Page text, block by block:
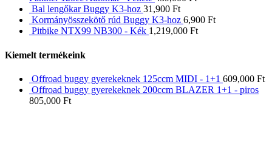
Bal lengőkar Buggy K3-hoz 31,900 Ft
Kormányösszekötő rúd Buggy K3-hoz 6,900 Ft
Pitbike NTX99 NB300 - Kék 1,219,000 Ft
Kiemelt termékeink
Offroad buggy gyerekeknek 125ccm MIDI - 1+1 609,000 Ft
Offroad buggy gyerekeknek 200ccm BLAZER 1+1 - piros
805,000 Ft